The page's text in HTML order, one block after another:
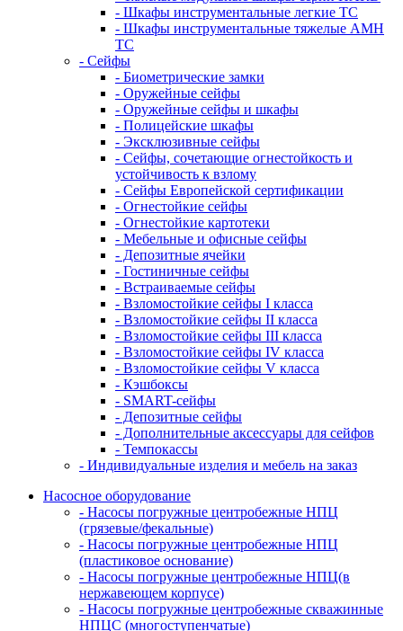
- Шкафы инструментальные легкие ТС
- Шкафы инструментальные тяжелые AMH
TC
- Сейфы
- Биометрические замки
- Оружейные сейфы
- Оружейные сейфы и шкафы
- Полицейские шкафы
- Эксклюзивные сейфы
- Сейфы, сочетающие огнестойкость и
устойчивость к взлому
- Сейфы Европейской сертификации
- Огнестойкие сейфы
- Огнестойкие картотеки
- Мебельные и офисные сейфы
- Депозитные ячейки
- Гостиничные сейфы
- Встраиваемые сейфы
- Взломостойкие сейфы I класса
- Взломостойкие сейфы II класса
- Взломостойкие сейфы III класса
- Взломостойкие сейфы IV класса
- Взломостойкие сейфы V класса
- Кэшбоксы
- SMART-сейфы
- Депозитные сейфы
- Дополнительные аксессуары для сейфов
- Темпокассы
- Индивидуальные изделия и мебель на заказ
Насосное оборудование
- Насосы погружные центробежные НПЦ
(грязевые/фекальные)
- Насосы погружные центробежные НПЦ
(пластиковое основание)
- Насосы погружные центробежные НПЦ(в
нержавеющем корпусе)
- Насосы погружные центробежные скважинные
НПЦС (многоступенчатые)